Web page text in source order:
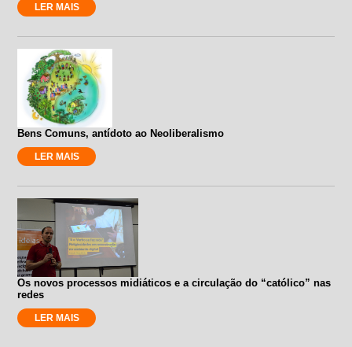
LER MAIS
Bens Comuns, antídoto ao Neoliberalismo
LER MAIS
Os novos processos midiáticos e a circulação do “católico” nas
redes
LER MAIS